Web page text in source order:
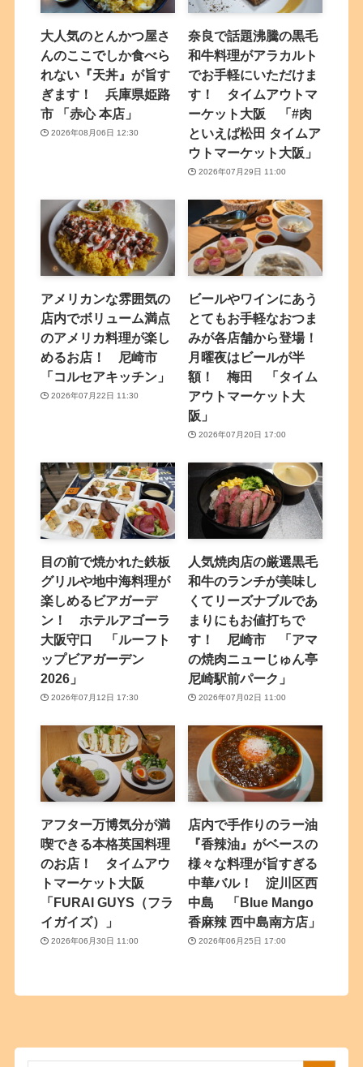
大人気のとんかつ屋さ
んのここでしか食べら
れない『天丼』が旨す
ぎます！ 兵庫県姫路
市 「赤心 本店」
2026年08月06日 12:30
奈良で話題沸騰の黒毛
和牛料理がアラカルト
でお手軽にいただけま
す！ タイムアウトマ
ーケット大阪 「#肉
といえば松田 タイムア
ウトマーケット大阪」
2026年07月29日 11:00
アメリカンな雰囲気の
店内でボリューム満点
のアメリカ料理が楽し
めるお店！ 尼崎市
「コルセアキッチン」
2026年07月22日 11:30
ビールやワインにあう
とてもお手軽なおつま
みが各店舗から登場！
月曜夜はビールが半
額！ 梅田 「タイム
アウトマーケット大
阪」
2026年07月20日 17:00
目の前で焼かれた鉄板
グリルや地中海料理が
楽しめるビアガーデ
ン！ ホテルアゴーラ
大阪守口 「ルーフト
ップビアガーデン
2026」
2026年07月12日 17:30
人気焼肉店の厳選黒毛
和牛のランチが美味し
くてリーズナブルであ
まりにもお値打ちで
す！ 尼崎市 「アマ
の焼肉ニューじゅん亭
尼崎駅前パーク」
2026年07月02日 11:00
アフター万博気分が満
喫できる本格英国料理
のお店！ タイムアウ
トマーケット大阪
「FURAI GUYS（フラ
イガイズ）」
2026年06月30日 11:00
店内で手作りのラー油
『香辣油』がベースの
様々な料理が旨すぎる
中華バル！ 淀川区西
中島 「Blue Mango
香麻辣 西中島南方店」
2026年06月25日 17:00